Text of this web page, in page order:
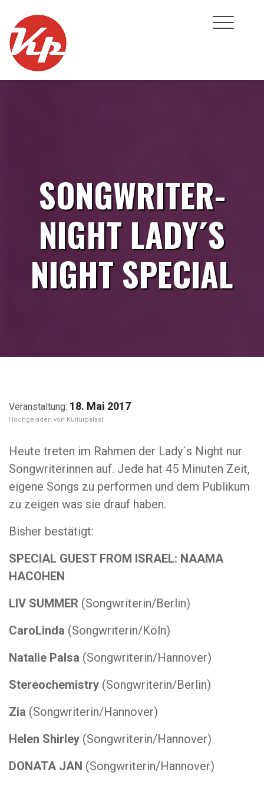
content
SONGWRITER-
NIGHT LADY´S
NIGHT SPECIAL
18. Mai 2017
Kulturpalast
Heute treten im Rahmen der Lady´s Night nur
Songwriterinnen auf. Jede hat 45 Minuten Zeit,
eigene Songs zu performen und dem Publikum
zu zeigen was sie drauf haben.
Bisher bestätigt:
SPECIAL GUEST FROM ISRAEL: NAAMA
HACOHEN
LIV SUMMER (Songwriterin/Berlin)
CaroLinda (Songwriterin/Köln)
Natalie Palsa (Songwriterin/Hannover)
Stereochemistry (Songwriterin/Berlin)
Zia (Songwriterin/Hannover)
Helen Shirley (Songwriterin/Hannover)
DONATA JAN (Songwriterin/Hannover)